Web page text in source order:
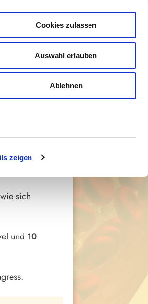
zeigen
Cookies zulassen
Auswahl erlauben
Ablehnen
sich
und 10